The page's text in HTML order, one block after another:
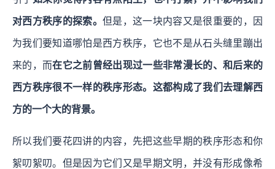
对西方秩序的探索。 但是，这一块内容又是很重要的，因
为我们要知道哪怕是西方秩序，它也不是从石头缝里蹦出
来的，而在它之前曾经出现过一些非常漫长的、和后来的
西方秩序很不一样的秩序形态。这都构成了我们去理解西
方的一个大的背景。
所以我们要花四讲的内容，先把这些早期的秩序形态和你
絮叨絮叨。但是因为它们又是早期文明，并没有形成像希